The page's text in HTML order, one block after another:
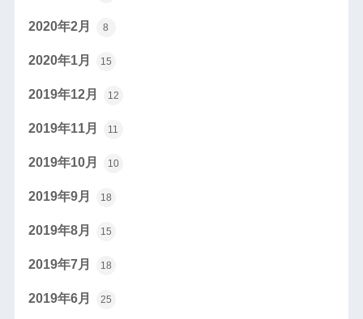
2020年2月 8
2020年1月 15
2019年12月 12
2019年11月 11
2019年10月 10
2019年9月 18
2019年8月 15
2019年7月 18
2019年6月 25